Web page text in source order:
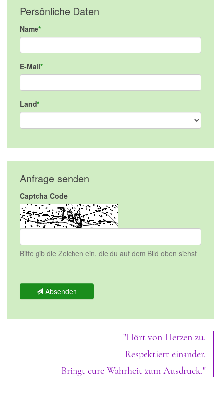
Persönliche Daten
Name
E-Mail
Land
Anfrage senden
Captcha Code
Bitte gib die Zeichen ein, die du auf dem Bild oben siehst
Absenden
"Hört von Herzen zu.
Respektiert einander.
Bringt eure Wahrheit zum Ausdruck."